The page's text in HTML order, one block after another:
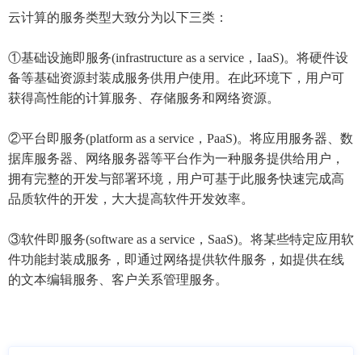
云计算的服务类型大致分为以下三类：
①基础设施即服务(infrastructure as a service，IaaS)。将硬件设
备等基础资源封装成服务供用户使用。在此环境下，用户可
获得高性能的计算服务、存储服务和网络资源。
②平台即服务(platform as a service，PaaS)。将应用服务器、数
据库服务器、网络服务器等平台作为一种服务提供给用户，
拥有完整的开发与部署环境，用户可基于此服务快速完成高
品质软件的开发，大大提高软件开发效率。
③软件即服务(software as a service，SaaS)。将某些特定应用软
件功能封装成服务，即通过网络提供软件服务，如提供在线
的文本编辑服务、客户关系管理服务。